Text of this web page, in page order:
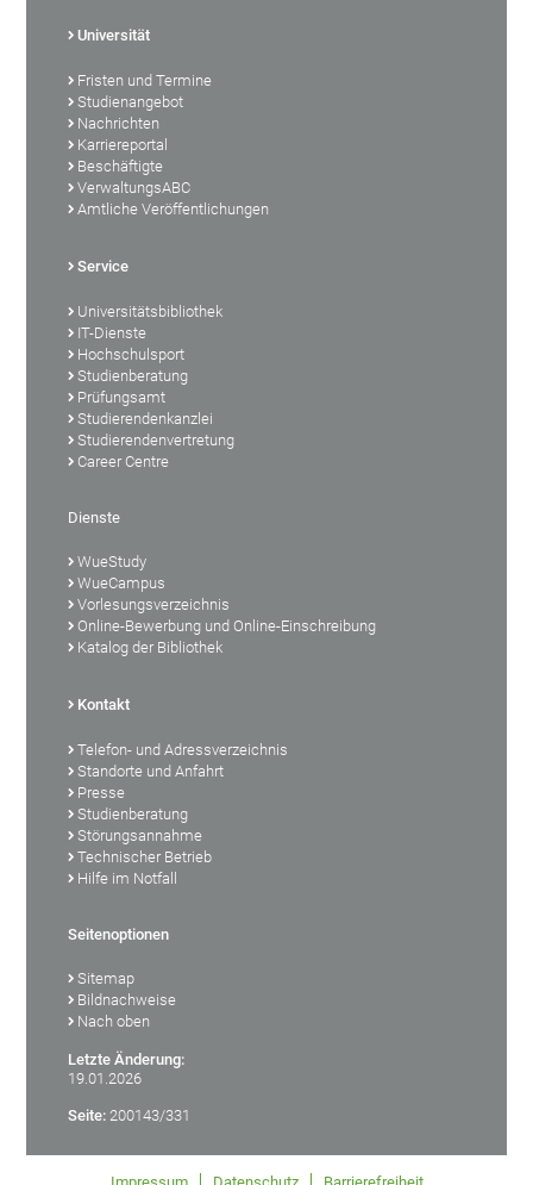
Universität
Fristen und Termine
Studienangebot
Nachrichten
Karriereportal
Beschäftigte
VerwaltungsABC
Amtliche Veröffentlichungen
Service
Universitätsbibliothek
IT-Dienste
Hochschulsport
Studienberatung
Prüfungsamt
Studierendenkanzlei
Studierendenvertretung
Career Centre
Dienste
WueStudy
WueCampus
Vorlesungsverzeichnis
Online-Bewerbung und Online-Einschreibung
Katalog der Bibliothek
Kontakt
Telefon- und Adressverzeichnis
Standorte und Anfahrt
Presse
Studienberatung
Störungsannahme
Technischer Betrieb
Hilfe im Notfall
Seitenoptionen
Sitemap
Bildnachweise
Nach oben
Letzte Änderung:
19.01.2026
Seite: 200143/331